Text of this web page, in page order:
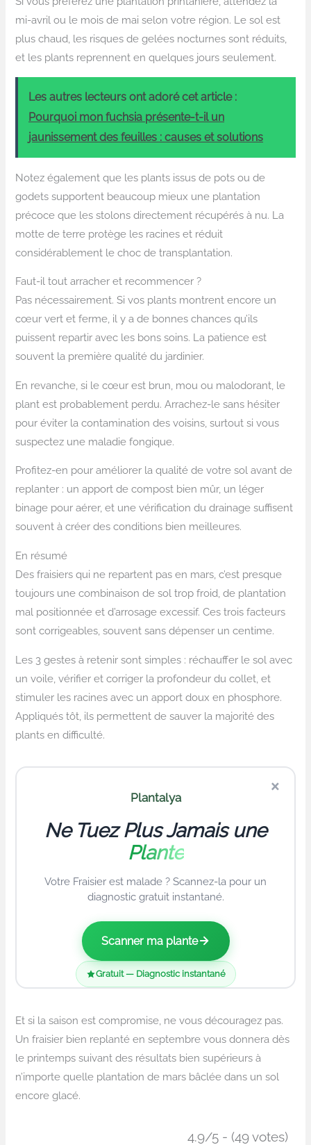
mi-avril ou le mois de mai selon votre région. Le sol est
plus chaud, les risques de gelées nocturnes sont réduits,
et les plants reprennent en quelques jours seulement.
Les autres lecteurs ont adoré cet article :
Pourquoi mon fuchsia présente-t-il un
jaunissement des feuilles : causes et solutions
Notez également que les plants issus de pots ou de
godets supportent beaucoup mieux une plantation
précoce que les stolons directement récupérés à nu. La
motte de terre protège les racines et réduit
considérablement le choc de transplantation.
Faut-il tout arracher et recommencer ?
Pas nécessairement. Si vos plants montrent encore un
cœur vert et ferme, il y a de bonnes chances qu’ils
puissent repartir avec les bons soins. La patience est
souvent la première qualité du jardinier.
En revanche, si le cœur est brun, mou ou malodorant, le
plant est probablement perdu. Arrachez-le sans hésiter
pour éviter la contamination des voisins, surtout si vous
suspectez une maladie fongique.
Profitez-en pour améliorer la qualité de votre sol avant de
replanter : un apport de compost bien mûr, un léger
binage pour aérer, et une vérification du drainage suffisent
souvent à créer des conditions bien meilleures.
En résumé
Des fraisiers qui ne repartent pas en mars, c’est presque
toujours une combinaison de sol trop froid, de plantation
mal positionnée et d’arrosage excessif. Ces trois facteurs
sont corrigeables, souvent sans dépenser un centime.
Les 3 gestes à retenir sont simples : réchauffer le sol avec
un voile, vérifier et corriger la profondeur du collet, et
stimuler les racines avec un apport doux en phosphore.
Appliqués tôt, ils permettent de sauver la majorité des
plants en difficulté.
×
Plantalya
Ne Tuez Plus Jamais une
Plante
Votre Fraisier est malade ? Scannez-la pour un
diagnostic gratuit instantané.
Scanner ma plante
Gratuit — Diagnostic instantané
Et si la saison est compromise, ne vous découragez pas.
Un fraisier bien replanté en septembre vous donnera dès
le printemps suivant des résultats bien supérieurs à
n’importe quelle plantation de mars bâclée dans un sol
encore glacé.
4.9/5 - (49 votes)